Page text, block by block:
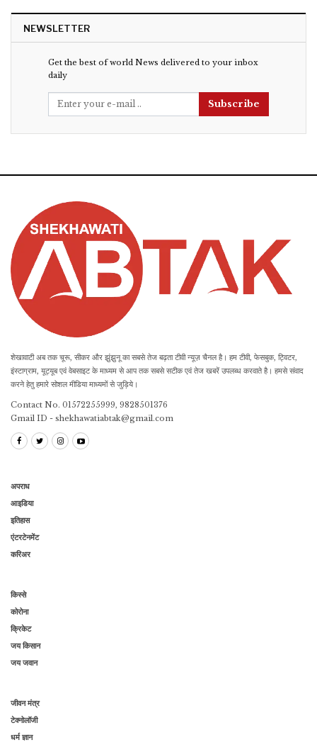
NEWSLETTER
Get the best of world News delivered to your inbox
daily
Subscribe
शेखावाटी अब तक चूरू, सीकर और झुंझुनू का सबसे तेज बढ़ता टीवी न्यूज़ चैनल है। हम टीवी, फेसबुक, ट्विटर,
इंस्टाग्राम, यूट्यूब एवं वेबसाइट के माध्यम से आप तक सबसे सटीक एवं तेज खबरें उपलब्ध करवाते है। हमसे संवाद
करने हेतु हमारे सोशल मीडिया माध्यमों से जुड़िये।
Contact No. 01572255999, 9828501376
Gmail ID - shekhawatiabtak@gmail.com
अपराध
आइडिया
इतिहास
एंटरटेनमेंट
करिअर
किस्से
कोरोना
क्रिकेट
जय किसान
जय जवान
जीवन मंत्र
टेक्नोलॉजी
धर्म ज्ञान